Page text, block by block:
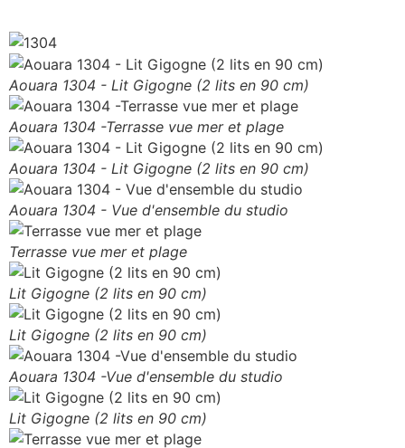
Aouara 1304 - Lit Gigogne (2 lits en 90 cm)
Aouara 1304 -Terrasse vue mer et plage
Aouara 1304 - Lit Gigogne (2 lits en 90 cm)
Aouara 1304 - Vue d'ensemble du studio
Terrasse vue mer et plage
Lit Gigogne (2 lits en 90 cm)
Lit Gigogne (2 lits en 90 cm)
Aouara 1304 -Vue d'ensemble du studio
Lit Gigogne (2 lits en 90 cm)